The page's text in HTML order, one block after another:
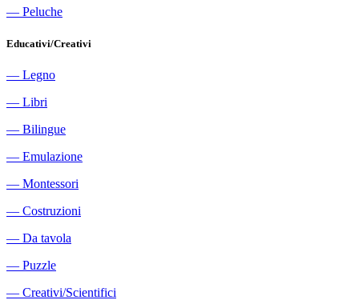
― Peluche
Educativi/Creativi
― Legno
― Libri
― Bilingue
― Emulazione
― Montessori
― Costruzioni
― Da tavola
― Puzzle
― Creativi/Scientifici